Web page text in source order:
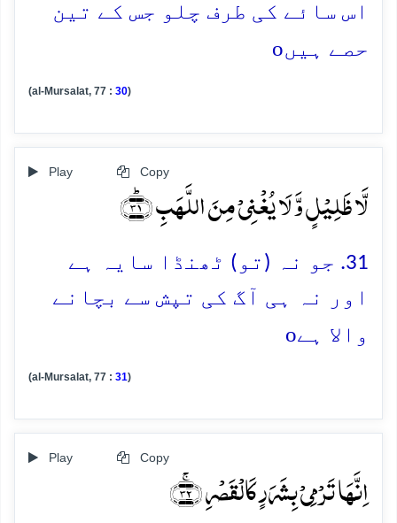
اس سائے کی طرف چلو جس کے تین
حصے ہیںo
(al-Mursalat, 77 : 30)
Play Copy
لَّا ظَلِیۡلٍ وَّ لَا یُغۡنِیۡ مِنَ اللَّہَبِ ﴿ؕ۳۱﴾
31. جو نہ (تو) ٹھنڈا سایہ ہے
اور نہ ہی آگ کی تپش سے بچانے
والا ہےo
(al-Mursalat, 77 : 31)
Play Copy
اِنَّہَا تَرۡمِیۡ بِشَرَرٍ کَالۡقَصۡرِ ﴿ۚ۳۲﴾